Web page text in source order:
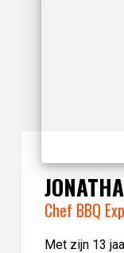
Chef BBQ
Met zijn 13